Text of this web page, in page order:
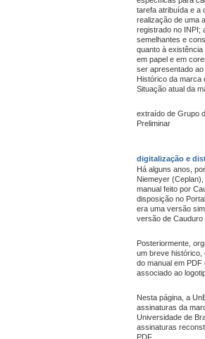
tarefa atribuída e a
realização de uma
registrado no INPI;
semelhantes e
quanto à
em papel e em
ser apresentado
Histórico da marca
Situação atual da
extraído de Grupo
Preliminar
digitalização e
Há alguns anos,
Niemeyer
manual feito por
disposição no
era uma versão
versão de Cauduro
Posteriormente,
um breve histórico,
do manual em
associado ao
Nesta página, a
assinaturas da
Universidade de
assinaturas
PDF.